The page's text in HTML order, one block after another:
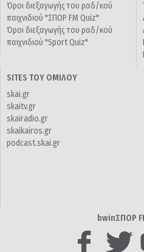
Όροι διεξαγωγής του ραδ/κού
παιχνιδιού "ΣΠΟΡ FM Quiz"
Όροι διεξαγωγής του ραδ/κού
παιχνιδιού "Sport Quiz"
SITES ΤΟΥ ΟΜΙΛΟΥ
skai.gr
skaitv.gr
skairadio.gr
skaikairos.gr
podcast.skai.gr
bwinΣΠΟΡ